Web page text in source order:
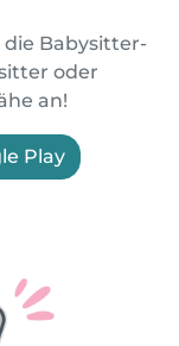
die Babysitter-
oder
an!
Play